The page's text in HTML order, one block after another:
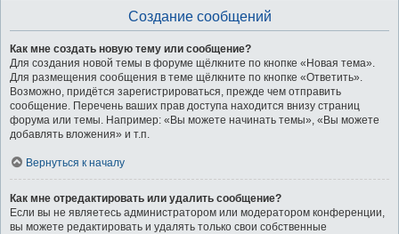
Создание сообщений
Как мне создать новую тему или сообщение?
Для создания новой темы в форуме щёлкните по кнопке «Новая тема».
Для размещения сообщения в теме щёлкните по кнопке «Ответить».
Возможно, придётся зарегистрироваться, прежде чем отправить
сообщение. Перечень ваших прав доступа находится внизу страниц
форума или темы. Например: «Вы можете начинать темы», «Вы можете
добавлять вложения» и т.п.
Вернуться к началу
Как мне отредактировать или удалить сообщение?
Если вы не являетесь администратором или модератором конференции,
вы можете редактировать и удалять только свои собственные